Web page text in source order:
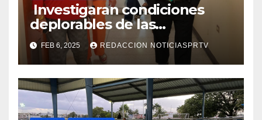
Investigaran condiciones
deplorables de las
facilidades el Departamento
de la Salud en Mayagüez
FEB 6, 2025 REDACCION NOTICIASPRTV